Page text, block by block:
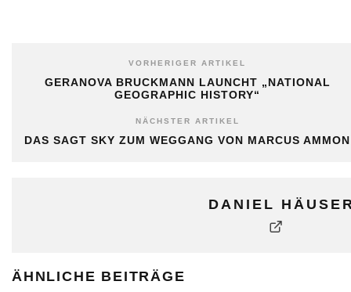
VORHERIGER ARTIKEL
GERANOVA BRUCKMANN LAUNCHT „NATIONAL
GEOGRAPHIC HISTORY“
NÄCHSTER ARTIKEL
DAS SAGT SKY ZUM WEGGANG VON MARCUS AMMON
DANIEL
ÄHNLICHE BEITRÄGE